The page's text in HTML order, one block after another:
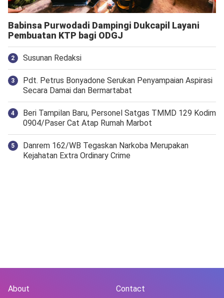
Babinsa Purwodadi Dampingi Dukcapil Layani
Pembuatan KTP bagi ODGJ
Susunan Redaksi
Pdt. Petrus Bonyadone Serukan Penyampaian Aspirasi
Secara Damai dan Bermartabat
Beri Tampilan Baru, Personel Satgas TMMD 129 Kodim
0904/Paser Cat Atap Rumah Marbot
Danrem 162/WB Tegaskan Narkoba Merupakan
Kejahatan Extra Ordinary Crime
About Contact